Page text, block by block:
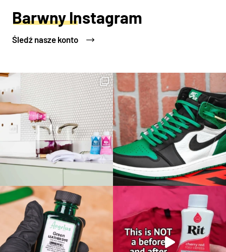
Barwny Instagram
Śledź nasze konto